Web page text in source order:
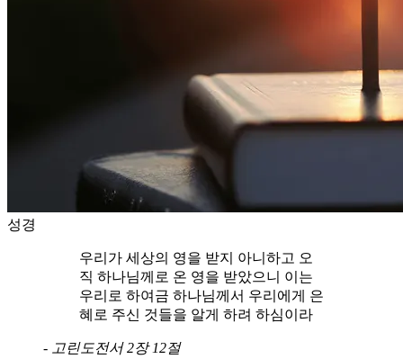
성경
우리가 세상의 영을 받지 아니하고 오
직 하나님께로 온 영을 받았으니 이는
우리로 하여금 하나님께서 우리에게 은
혜로 주신 것들을 알게 하려 하심이라
- 고린도전서 2장 12절